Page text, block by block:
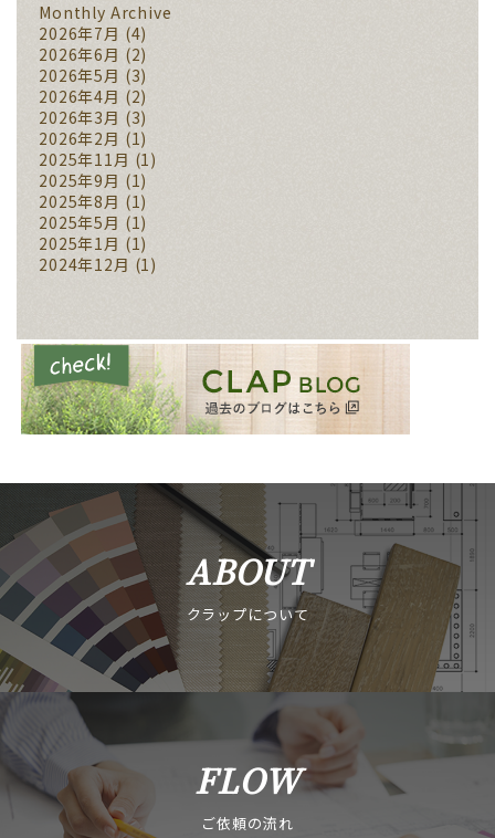
Monthly Archive
2026年7月 (4)
2026年6月 (2)
2026年5月 (3)
2026年4月 (2)
2026年3月 (3)
2026年2月 (1)
2025年11月 (1)
2025年9月 (1)
2025年8月 (1)
2025年5月 (1)
2025年1月 (1)
2024年12月 (1)
ABOUT
クラップについて
FLOW
ご依頼の流れ